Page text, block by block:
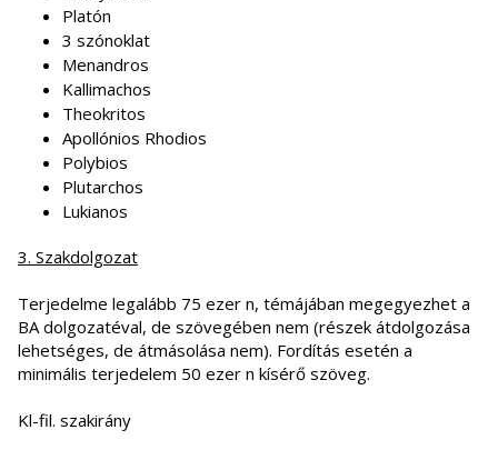
Platón
3 szónoklat
Menandros
Kallimachos
Theokritos
Apollónios Rhodios
Polybios
Plutarchos
Lukianos
3. Szakdolgozat
Terjedelme legalább 75 ezer n, témájában megegyezhet a
BA dolgozatéval, de szövegében nem (részek átdolgozása
lehetséges, de átmásolása nem). Fordítás esetén a
minimális terjedelem 50 ezer n kísérő szöveg.
Kl-fil. szakirány